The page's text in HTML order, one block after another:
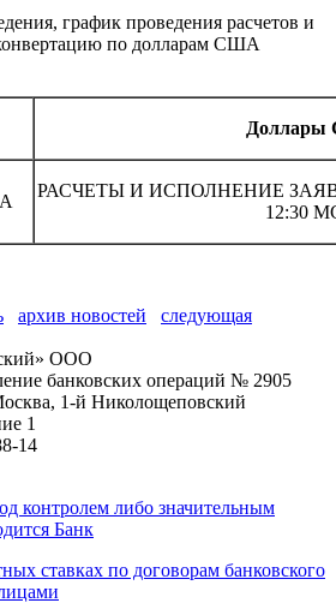
график проведения расчетов и
по долларам США
РАСЧЕТЫ И ИСПОЛНЕНИЕ
12:30
архив новостей
следующая
ООО
банковских операций № 2905
1-й Николощеповский
1
14
контролем либо значительным
Банк
ставках по договорам банковского